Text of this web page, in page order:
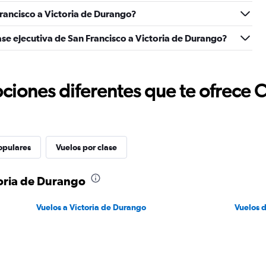
a Victoria de Durango?
ejecutiva de San Francisco a Victoria de Durango?
diferentes que te ofrece
Vuelos por clase
de Durango
Vuelos a Victoria de Durango Vuelos